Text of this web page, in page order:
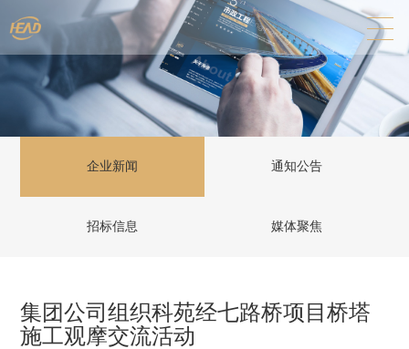
企业新闻 通知公告
招标信息 媒体聚焦
集团公司组织科苑经七路桥项目桥塔
施工观摩交流活动